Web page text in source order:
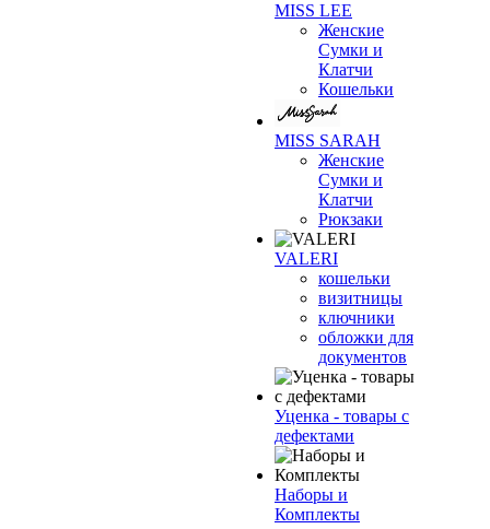
MISS LEE
Женские
Сумки и
Клатчи
Кошельки
MISS SARAH
Женские
Сумки и
Клатчи
Рюкзаки
VALERI
кошельки
визитницы
ключники
обложки для
документов
Уценка - товары с
дефектами
Наборы и
Комплекты